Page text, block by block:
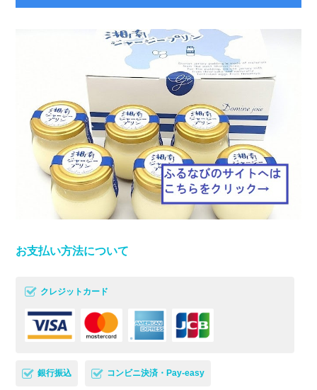
お支払い方法について
クレジットカード
銀行振込 コンビニ決済・Pay-easy